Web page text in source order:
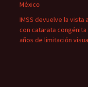
México
IMSS devuelve la vista
con catarata congénita
años de limitación